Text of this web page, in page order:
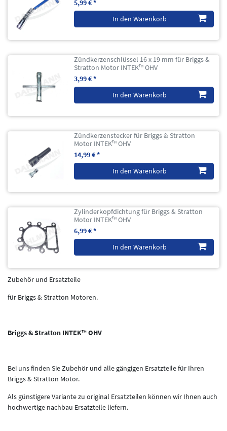
5,99 € *
In den Warenkorb
Zündkerzenschlüssel 16 x 19 mm für Briggs &
Stratton Motor INTEK™ OHV
3,99 € *
In den Warenkorb
Zündkerzenstecker für Briggs & Stratton
Motor INTEK™ OHV
14,99 € *
In den Warenkorb
Zylinderkopfdichtung für Briggs & Stratton
Motor INTEK™ OHV
6,99 € *
In den Warenkorb
Zubehör und Ersatzteile
für Briggs & Stratton Motoren.
Briggs & Stratton INTEK™ OHV
Bei uns finden Sie Zubehör und alle gängigen Ersatzteile für Ihren
Briggs & Stratton Motor.
Als günstigere Variante zu original Ersatzteilen können wir Ihnen auch
hochwertige nachbau Ersatzteile liefern.